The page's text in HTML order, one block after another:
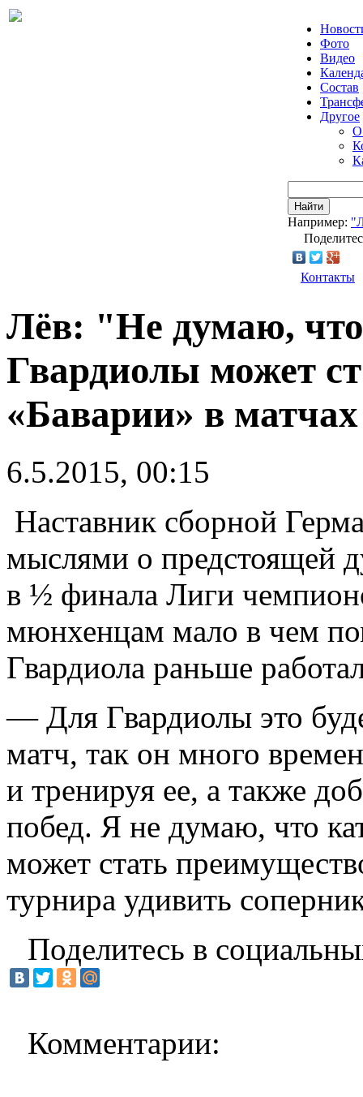
Фото
Видео
Состав
Другое
О
Найти
Например:
Контакты
Лёв: "Не думаю,
Гвардиолы может
«Баварии» в
6.5.2015, 00:15
Наставник сборной
мыслями о предстоящей
в ½ финала Лиги
мюнхенцам мало в чем
Гвардиола раньше
— Для Гвардиолы это
матч, так он много
и тренируя ее, а также
побед. Я не думаю, что
может стать
турнира удивить
Поделитесь в
Комментарии: